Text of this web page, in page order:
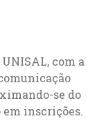
UNISAL, com a
se do
inscrições.